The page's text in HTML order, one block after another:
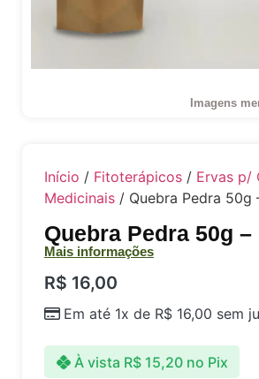
Imagens
Início / Fitoterápicos / Ervas p/
Medicinais / Quebra Pedra 50g
Quebra Pedra 50g –
Mais informações
R$ 16,00
Em até 1x de R$ 16,00 sem
À vista R$15,20 no Pix